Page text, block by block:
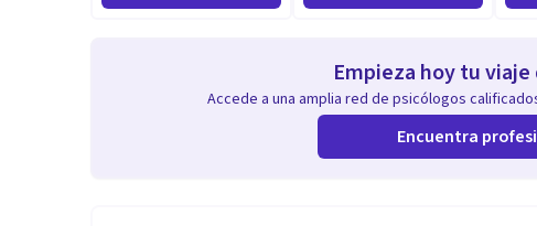
Empieza hoy tu
Accede a una amplia red de psicólogos
Encuentra